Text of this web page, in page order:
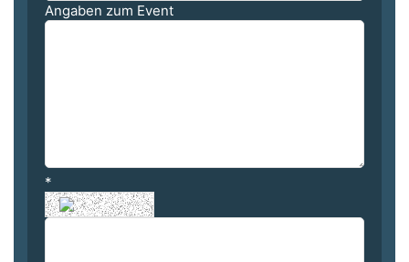
Angaben zum Event
*